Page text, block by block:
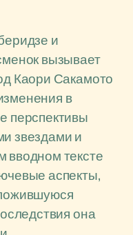
и
вызывает
Каори Сакамото
в
перспективы
звездами и
вводном тексте
аспекты,
она